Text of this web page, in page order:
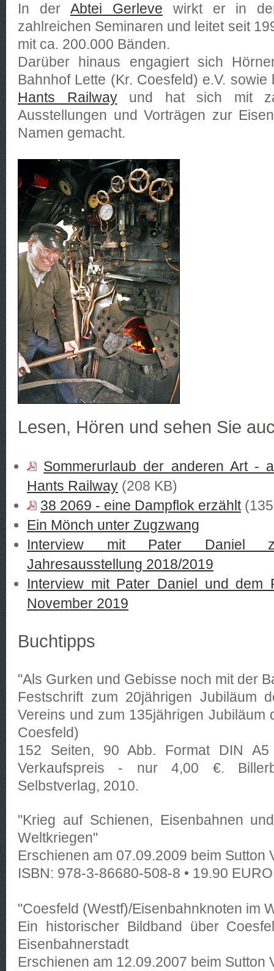
In der Abtei Gerleve wirkt er in
zahlreichen Seminaren und leitet seit
mit ca. 200.000 Bänden.
Darüber hinaus engagiert sich
Bahnhof Lette (Kr. Coesfeld) e.V.
Hants Railwayund hat sich mit
Ausstellungen und Vorträgen zur
Namen gemacht.
Lesen, Hören und sehen Sie
Sommerurlaub der anderen Art -
Hants Railway (208 KB)
38 2069 - eine Dampflok erzählt
Ein Mönch unter Zugzwang
Interview mit Pater Daniel
Jahresausstellung 2018/2019
Interview mit Pater Daniel und dem
November 2019
Buchtipps
"Als Gurken und Gebisse noch mit der
Festschrift zum 20jährigen Jubiläum
Vereins und zum 135jährigen Jubiläum
Coesfeld)
152 Seiten, 90 Abb. Format DIN A5
Verkaufspreis - nur 4,00 €.
Selbstverlag, 2010.
"Krieg auf Schienen, Eisenbahnen
Weltkriegen"
Erschienen am 07.09.2009 beim Sutton
ISBN: 978-3-86680-508-8 • 19.90
"Coesfeld (Westf)/Eisenbahnknoten im
Ein historischer Bildband über
Eisenbahnerstadt
Erschienen am 12.09.2007 beim Sutton